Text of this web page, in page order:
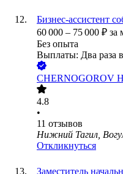
Бизнес-ассистент
60 000 – 75 000 ₽ за
Без опыта
Выплаты: Два раза
CHERNOGOROV
4.8
•
11 отзывов
Нижний Тагил,
Откликнуться
Заместитель